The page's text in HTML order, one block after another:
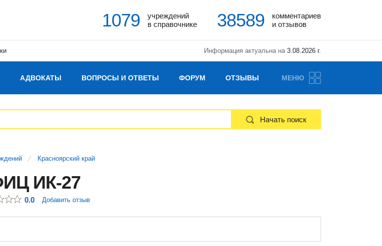
1079
учреждений
в справочнике
38589
комментариев
и отзывов
Информация актуальна на3.08.2026 г.
АДВОКАТЫ ВОПРОСЫ И ОТВЕТЫ ФОРУМ ОТЗЫВЫ МЕНЮ
Начать поиск
Красноярский край
ИК-27
0.0 Добавить отзыв